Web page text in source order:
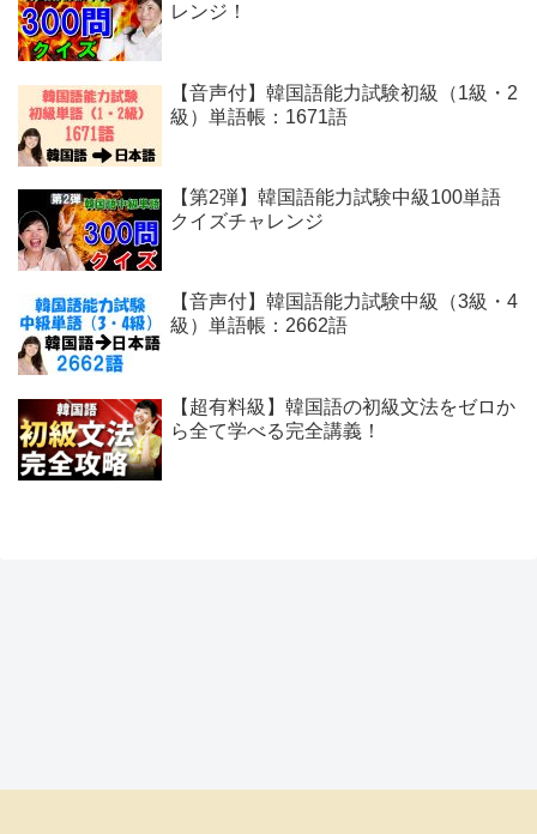
レンジ！
【音声付】韓国語能力試験初級（1級・2
級）単語帳：1671語
【第2弾】韓国語能力試験中級100単語
クイズチャレンジ
【音声付】韓国語能力試験中級（3級・4
級）単語帳：2662語
【超有料級】韓国語の初級文法をゼロか
ら全て学べる完全講義！